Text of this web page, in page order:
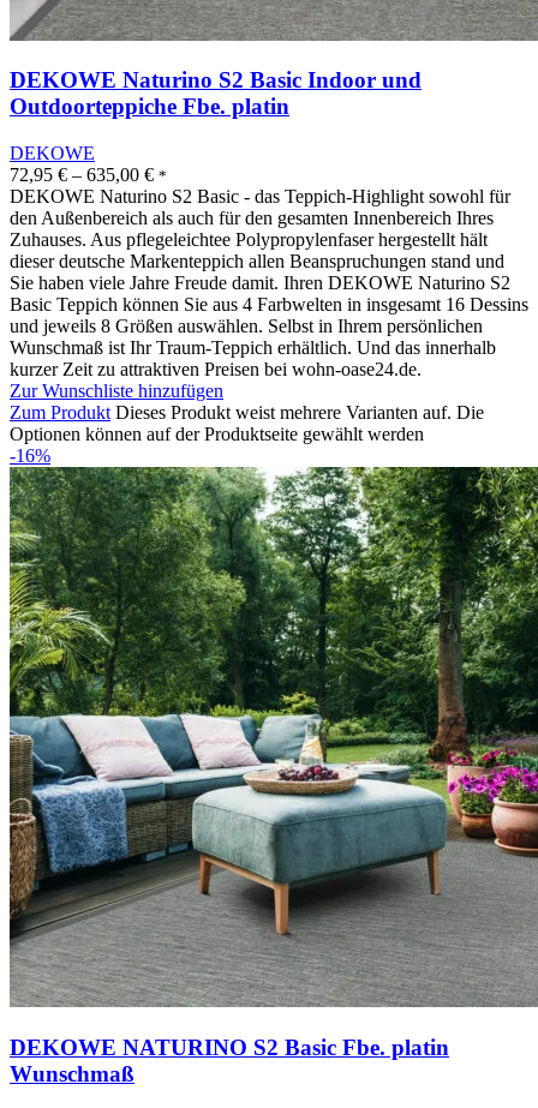
DEKOWE Naturino S2 Basic Indoor und
Outdoorteppiche Fbe. platin
DEKOWE
72,95 € – 635,00 € *
DEKOWE Naturino S2 Basic - das Teppich-Highlight sowohl für
den Außenbereich als auch für den gesamten Innenbereich Ihres
Zuhauses. Aus pflegeleichtee Polypropylenfaser hergestellt hält
dieser deutsche Markenteppich allen Beanspruchungen stand und
Sie haben viele Jahre Freude damit. Ihren DEKOWE Naturino S2
Basic Teppich können Sie aus 4 Farbwelten in insgesamt 16 Dessins
und jeweils 8 Größen auswählen. Selbst in Ihrem persönlichen
Wunschmaß ist Ihr Traum-Teppich erhältlich. Und das innerhalb
kurzer Zeit zu attraktiven Preisen bei wohn-oase24.de.
Zur Wunschliste hinzufügen
Zum Produkt Dieses Produkt weist mehrere Varianten auf. Die
Optionen können auf der Produktseite gewählt werden
-16%
DEKOWE NATURINO S2 Basic Fbe. platin
Wunschmaß